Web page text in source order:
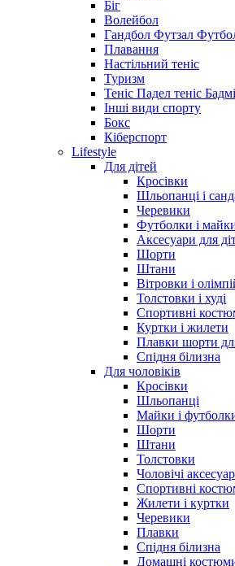
Біг
Волейбол
Гандбол Футзал
Плавання
Настільний теніс
Туризм
Теніс Падел теніс
Інші види спорту
Бокс
Кіберспорт
Lifestyle
Для дітей
Кросівки
Шльопанці і
Черевики
Футболки і
Аксесуари для
Шорти
Штани
Вітровки і
Толстовки і худі
Спортивні
Куртки і жилети
Плавки шорти
Спідня білизна
Для чоловіків
Кросівки
Шльопанці
Майки і
Шорти
Штани
Толстовки
Чоловічі
Спортивні
Жилети і куртки
Черевики
Плавки
Спідня білизна
Домашні